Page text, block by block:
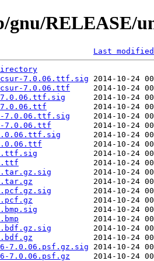
gnu/RELEASE/
Last modified
7.0.06.ttf.sig
7.0.06.ttf
7.0.06.ttf.sig
7.0.06.ttf
7.0.06.ttf.sig
7.0.06.ttf
7.0.06.psf.gz.sig
7.0.06.psf.gz